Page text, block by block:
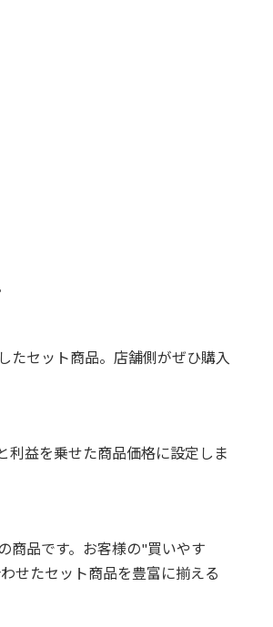
たセット商品。店舗側がぜひ購入
利益を乗せた商品価格に設定しま
商品です。お客様の"買いやす
せたセット商品を豊富に揃える